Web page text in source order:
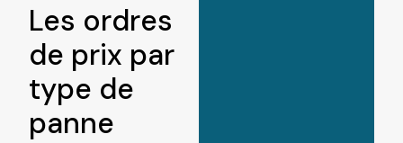
Les ordres
de prix par
type de
panne